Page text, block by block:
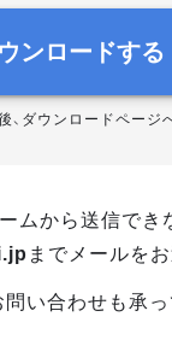
ンロードする
、ダウンロードページ
ムから送信でき
までメールを
い合わせも承っ